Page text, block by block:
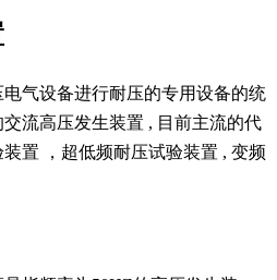
气设备进行耐压的专用设备的统
流高压发生装置 , 目前主流的代
置 ，超低频耐压试验装置 , 变频